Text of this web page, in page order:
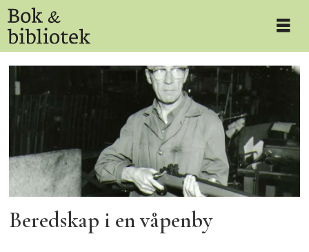
Tag:
oda
cornelia
knudsen
Beredskap i en våpenby